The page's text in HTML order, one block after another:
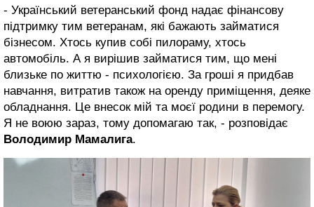
- Український ветеранський фонд надає фінансову
підтримку тим ветеранам, які бажають займатися
бізнесом. Хтось купив собі пилораму, хтось
автомобіль. А я вирішив займатися тим, що мені
близьке по життю - психологією. За гроші я придбав
навчання, витратив також на оренду приміщення, деяке
обладнання. Це внесок мій та моєї родини в перемогу.
Я не воюю зараз, тому допомагаю так, - розповідає
Володимир Мамалига.